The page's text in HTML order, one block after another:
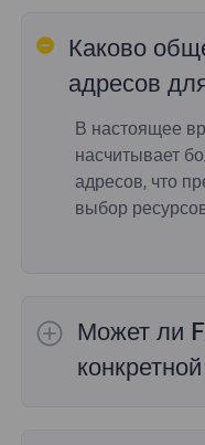
Каково
адресов
В настоящее
насчитывает
адресов, что
выбор
Может ли